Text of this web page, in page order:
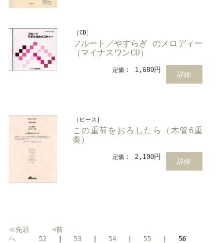
［CD］
フルート／やすらぎ のメロディー
（マイナスワンCD）
定価 ： 1,680円
詳細
［ピース］
この重荷をおろしたら（木管6重
奏）
定価 ： 2,100円
詳細
≪先頭
<前
へ
52 53| 54| 55| 56